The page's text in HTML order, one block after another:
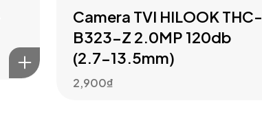
Camera TVI HILOOK THC-
B323-Z 2.0MP 120db
(2.7-13.5mm)
2,900₫